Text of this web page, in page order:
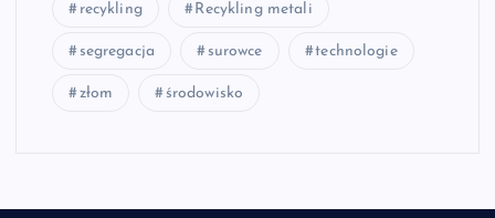
recykling Recykling metali
segregacja surowce technologie
złom środowisko